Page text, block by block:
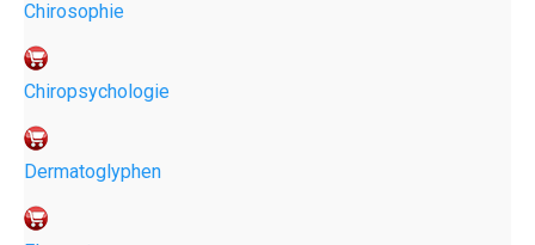
Chirosophie
Chiropsychologie
Dermatoglyphen